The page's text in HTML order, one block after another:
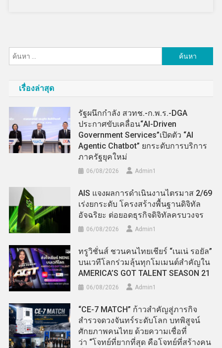
สำหรับ:
เรื่องล่าสุด
รัฐผนึกกำลัง สวทช.-ก.พ.ร.-DGA
ประกาศขับเคลื่อน“AI-Driven
Government Services”เปิดตัว “AI
Agentic Chatbot” ยกระดับการบริการ
ภาครัฐยุคใหม่
06/08/2026 Admin​1
AIS แจงผลการดำเนินงานไตรมาส 2/69
เร่งยกระดับ โครงสร้างพื้นฐานดิจิทัล
อัจฉริยะ ต่อยอดธุรกิจดิจิทัลครบวงจร
06/08/2026 Admin​1
ทรูวิชั่นส์ ชวนคนไทยเชียร์ “เนเน่ รอยัล”
บนเวทีโลกร่วมลุ้นทุกโมเมนต์สำคัญใน
AMERICA’S GOT TALENT SEASON 21
06/08/2026 Admin​1
“CE-7 MATCH” ก้าวสำคัญสู่ภารกิจ
สำรวจดวงจันทร์ระดับโลก บทพิสูจน์
ศักยภาพคนไทย ด้วยความเชื่อที่
ว่า “โจทย์ที่ยากที่สุด คือโจทย์ที่สร้างคน